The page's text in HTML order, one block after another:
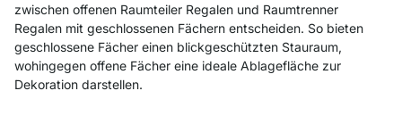
zwischen offenen Raumteiler Regalen und Raumtrenner
Regalen mit geschlossenen Fächern entscheiden. So bieten
geschlossene Fächer einen blickgeschützten Stauraum,
wohingegen offene Fächer eine ideale Ablagefläche zur
Dekoration darstellen.